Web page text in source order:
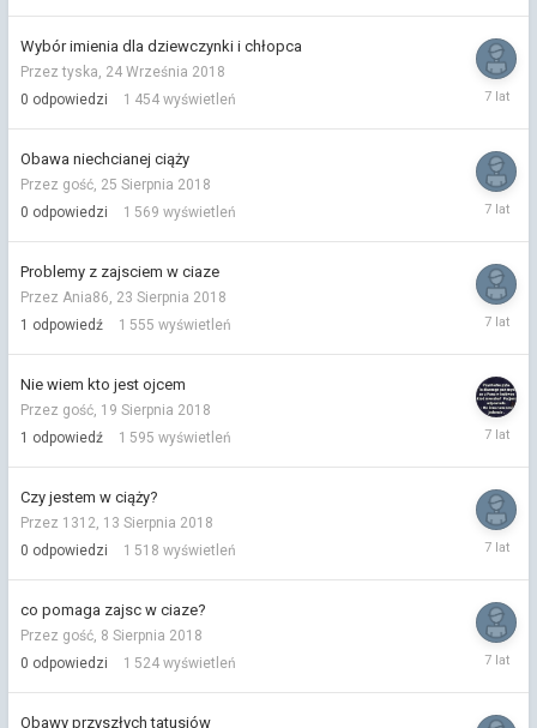
2018
Wybór imienia dla dziewczynki i chłopca
Przez tyska, 24 Września 2018
0 odpowiedzi 1 454 wyświetleń
24
2018
Obawa niechcianej ciąży
Przez gość, 25 Sierpnia 2018
0 odpowiedzi 1 569 wyświetleń
25
2018
Problemy z zajsciem w ciaze
Przez Ania86, 23 Sierpnia 2018
1 odpowiedź 1 555 wyświetleń
23
2018
Nie wiem kto jest ojcem
Przez gość, 19 Sierpnia 2018
1 odpowiedź 1 595 wyświetleń
19
2018
Czy jestem w ciąży?
Przez 1312, 13 Sierpnia 2018
0 odpowiedzi 1 518 wyświetleń
13
2018
co pomaga zajsc w ciaze?
Przez gość, 8 Sierpnia 2018
0 odpowiedzi 1 524 wyświetleń
2018
Obawy przyszłych tatusiów